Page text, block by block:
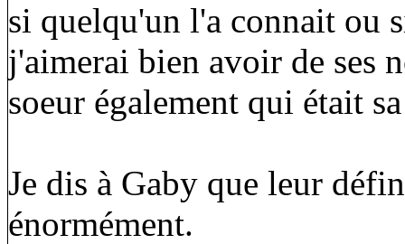
si quelqu'un l'a connait ou
j'aimerai bien avoir de ses
soeur également qui était
Je dis à Gaby que leur
énormément.